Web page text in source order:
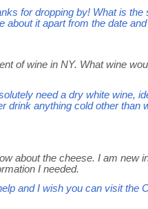
for dropping by! What is the
about it apart from the date
of wine in NY. What wine
need a dry white wine,
drink anything cold other than
about the cheese. I am new
I needed.
and I wish you can visit the